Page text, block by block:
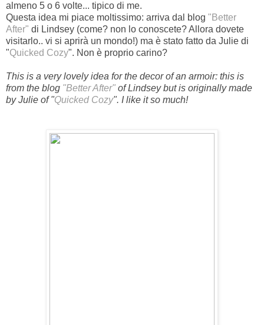
almeno 5 o 6 volte... tipico di me.
Questa idea mi piace moltissimo: arriva dal blog "Better
After" di Lindsey (come? non lo conoscete? Allora dovete
visitarlo.. vi si aprirà un mondo!) ma è stato fatto da Julie di
"Quicked Cozy". Non è proprio carino?
This is a very lovely idea for the decor of an armoir: this is
from the blog "Better After" of Lindsey but is originally made
by Julie of "Quicked Cozy". I like it so much!